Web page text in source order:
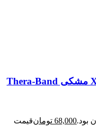
68,000 تومانقیمت